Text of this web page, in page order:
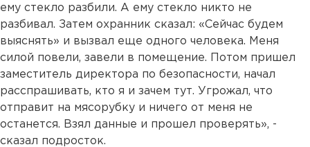
ему стекло разбили. А ему стекло никто не
разбивал. Затем охранник сказал: «Сейчас будем
выяснять» и вызвал еще одного человека. Меня
силой повели, завели в помещение. Потом пришел
заместитель директора по безопасности, начал
расспрашивать, кто я и зачем тут. Угрожал, что
отправит на мясорубку и ничего от меня не
останется. Взял данные и прошел проверять», -
сказал подросток.